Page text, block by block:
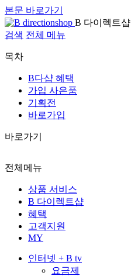
본문 바로가기
B 다이렉트샵
검색 전체 메뉴
목차
B다샵 혜택
가입 사은품
기획전
바로가입
바로가기
전체메뉴
상품 서비스
B 다이렉트샵
혜택
고객지원
MY
인터넷 + B tv
요금제